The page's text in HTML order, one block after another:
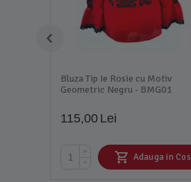
Bluza Tip Ie Rosie cu Motiv
Geometric Negru - BMG01
115,00 Lei
+
−
Adauga in Cos